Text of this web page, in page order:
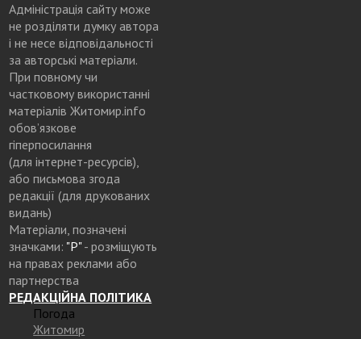
Адміністрація сайту може
не розділяти думку автора
і не несе відповідальності
за авторські матеріали.
При повному чи
частковому використанні
матеріалів Житомир.info
обов’язкове
гіперпосилання
(для інтернет-ресурсів),
або письмова згода
редакції (для друкованих
видань)
Матеріали, позначені
значками: "Р"- розміщують
на правах реклами або
партнерства
РЕДАКЦІЙНА ПОЛІТИКА
Погода
Житомир